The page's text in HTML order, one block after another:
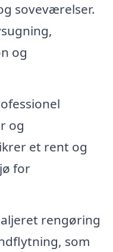
soveværelser.
og
og
et rent og
for
rengøring
som